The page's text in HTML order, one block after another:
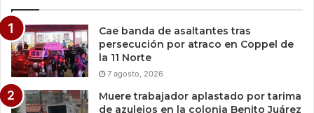
Cae banda de asaltantes tras
persecución por atraco en Coppel de
la 11 Norte
7 agosto, 2026
Muere trabajador aplastado por tarima
de azulejos en la colonia Benito Juárez